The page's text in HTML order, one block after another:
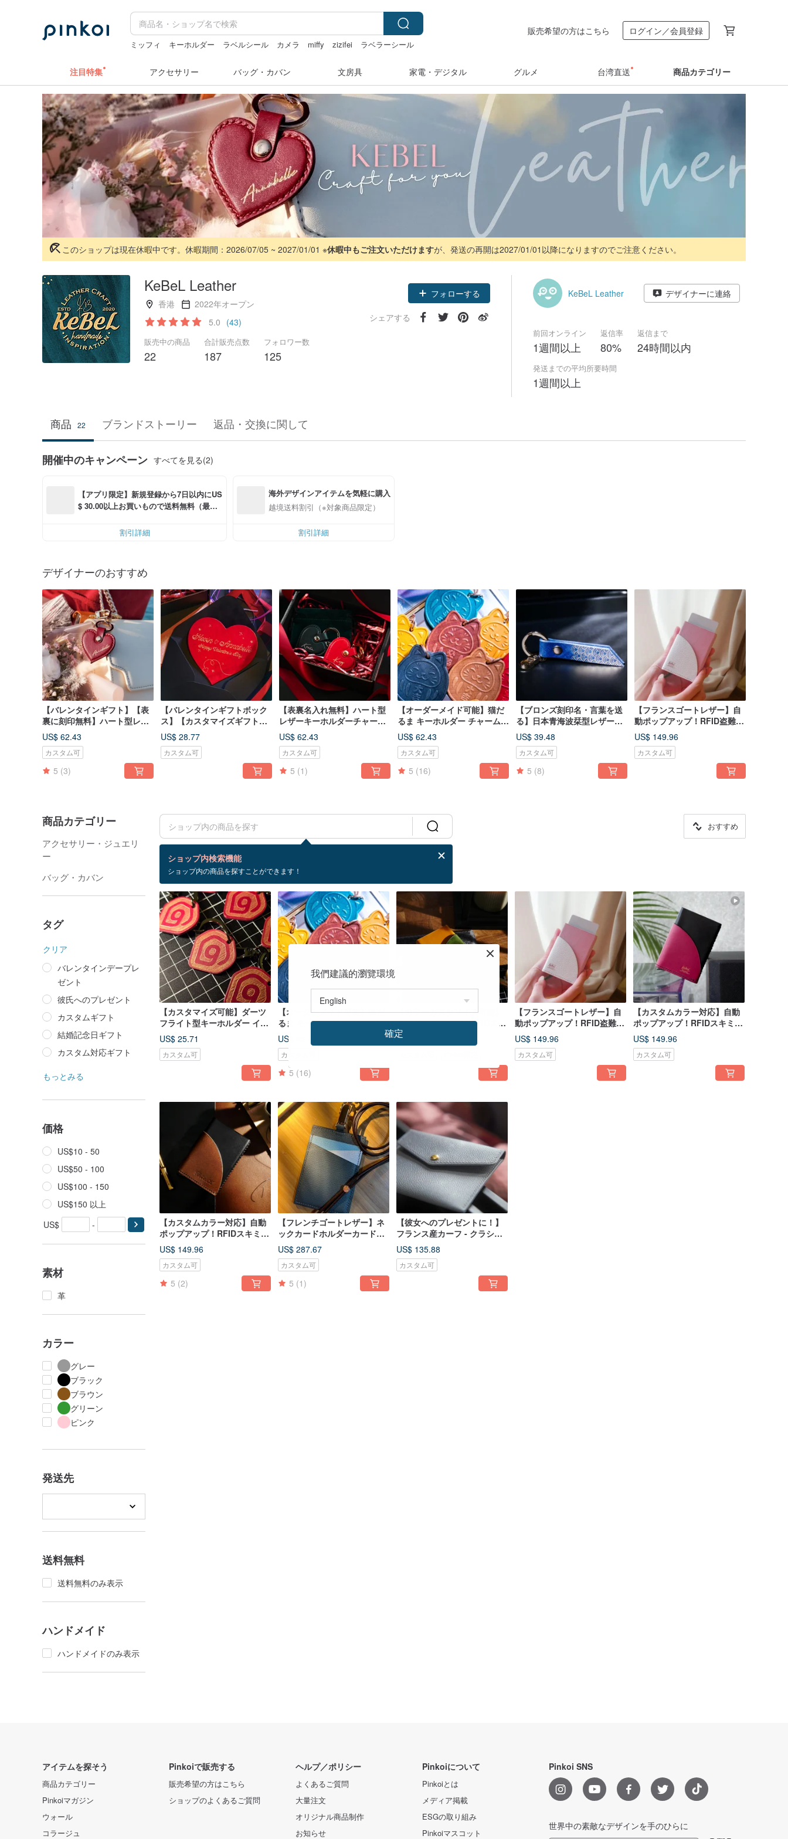
ミッフィ キーホルダー ラベルシール カメラ miffy zizifei
ラベラーシール
販売希望の方はこちら ログイン／会員登録
注目特集 アクセサリー バッグ・カバン 文房具 家電・デジタル グルメ 台湾直送 商品カテゴリー
このショップは現在休暇中です。休暇期間：2026/07/05 ~ 2027/01/01 ※休暇中もご注文いただけますが、発送の再開は2027/01/01以降になりますのでご注意ください。
KeBeL Leather
香港
2022年オープン
5.0 (43)
販売中の商品
22
合計販売点数
187
フォロワー数
125
フォローする
シェアする
KeBeL Leather デザイナーに連絡
前回オンライン
1週間以上
返信率
80%
返信まで
24時間以内
発送までの平均所要時間
1週間以上
商品 22 ブランドストーリー 返品・交換に関して
開催中のキャンペーン すべてを見る(2)
【アプリ限定】新規登録から7日以内にUS
$ 30.00以上お買いもので送料無料（最大U
割引詳細
海外デザインアイテムを気軽に購入
越境送料割引（※対象商品限定）
割引詳細
デザイナーのおすすめ
【バレンタインギフト】【表
裏に刻印無料】ハート型レザ
ーキーホルダー・カスタマイ
ズギフト
US$ 62.43
カスタム可
5 (3)
【バレンタインギフトボック
ス】【カスタマイズギフト】
名入れ・レザーハート型バレ
ンタインカード 封筒付き
US$ 28.77
カスタム可
【表裏名入れ無料】ハート型
レザーキーホルダーチャー
ム・カスタマイズギフト
US$ 62.43
カスタム可
5 (1)
【オーダーメイド可能】猫だ
るま キーホルダー チャーム
イタリアンレザー レザー フル
ハンドメイド ベジタブルタン
ニン鞣し革
US$ 62.43
カスタム可
5 (16)
【ブロンズ刻印名・言葉を送
る】日本青海波栞型レザーキ
ーホルダーチャーム
US$ 39.48
カスタム可
5 (8)
【フランスゴートレザー】自
動ポップアップ！RFID盗難防
止アルミニウム合金レザー
US$ 149.96
カスタム可
商品カテゴリー
アクセサリー・ジュエリ
ー
バッグ・カバン
タグ
クリア
バレンタインデープレ
ゼント
彼氏へのプレゼント
カスタムギフト
結婚記念日ギフト
カスタム対応ギフト
もっとみる
価格
US$10 - 50
US$50 - 100
US$100 - 150
US$150 以上
US$
-
素材
革
カラー
グレー
ブラック
ブラウン
グリーン
ピンク
発送先
送料無料
送料無料のみ表示
ハンドメイド
ハンドメイドのみ表示
ショップ内検索機能
ショップ内の商品を探すことができます！
おすすめ
検索結果：8 件
革のカスタマイズ
【カスタマイズ可能】ダーツ
フライト型キーホルダー イタ
リアン本革 フルハンドメイド
植物タンニン鞣し
US$ 25.71
カスタム可
【オーダーメイド可能】猫だ
るま キーホルダー チャーム
イタリアンレザー レザー フル
ハンドメイド ベジタブルタン
ニン鞣し革
US$ 62.43
カスタム可
5 (16)
【カラーカスタマイズ可能】
自動ポップアップ！RFIDスキ
ミング防止アルミニウム合金
製レザーカードケース
US$ 149.96
【フランスゴートレザー】自
動ポップアップ！RFID盗難防
止アルミニウム合金レザー
US$ 149.96
カスタム可
【カスタムカラー対応】自動
ポップアップ！RFIDスキミン
グ防止加工のアルミ合金製レ
ザーカードケース
US$ 149.96
カスタム可
【カスタムカラー対応】自動
ポップアップ！RFIDスキミン
グ防止加工アルミニウム合金
製レザーカードケース
US$ 149.96
カスタム可
5 (2)
【フレンチゴートレザー】ネ
ックカードホルダーカードホ
ルダー名刺レザーネックスト
ラップ|カスタマイズ可能
US$ 287.67
カスタム可
5 (1)
【彼女へのプレゼントに！】
フランス産カーフ - クラシッ
クカードケース 小銭入れ ミニ
財布
US$ 135.88
カスタム可
アイテムを探そう
商品カテゴリー
Pinkoiマガジン
ウォール
コラージュ
Pinkoiで販売する
販売希望の方はこちら
ショップのよくあるご質問
ヘルプ／ポリシー
よくあるご質問
大量注文
オリジナル商品制作
お知らせ
Pinkoiについて
Pinkoiとは
メディア掲載
ESGの取り組み
Pinkoiマスコット
Pinkoi SNS
世界中の素敵なデザインを手のひらに
我們建議的瀏覽環境
確定